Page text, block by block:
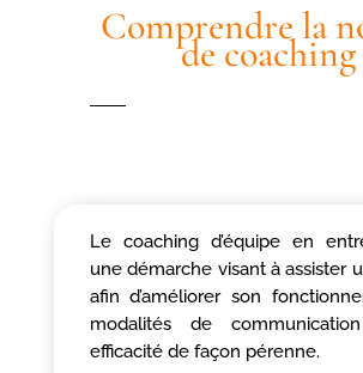
Comprendre la
de coaching
Le coaching d’équipe en
une démarche visant à assister
afin d’améliorer son
modalités de
efficacité de façon pérenne.